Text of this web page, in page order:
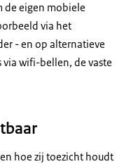
de eigen mobiele
via het
- en op alternatieve
wifi-bellen, de vaste
hoe zij toezicht houdt